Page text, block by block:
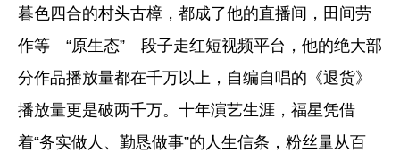
暮色四合的村头古樟，都成了他的直播间，田间劳
作等 “原生态” 段子走红短视频平台，他的绝大部
分作品播放量都在千万以上，自编自唱的《退货》
播放量更是破两千万。十年演艺生涯，福星凭借
着“务实做人、勤恳做事”的人生信条，粉丝量从百